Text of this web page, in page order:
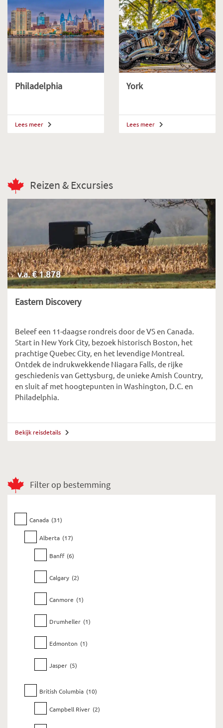
Filter op bestemming
Canada (31)
Alberta (17)
Banff (6)
Calgary (2)
Canmore (1)
Drumheller (1)
Edmonton (1)
Jasper (5)
British Columbia (10)
Campbell River (2)
Philadelphia
Lees meer
York
Lees meer
Reizen & Excursies
v.a. € 1.878
Eastern Discovery
Beleef een 11-daagse rondreis door de VS en Canada.
Start in New York City, bezoek historisch Boston, het
prachtige Quebec City, en het levendige Montreal.
Ontdek de indrukwekkende Niagara Falls, de rijke
geschiedenis van Gettysburg, de unieke Amish Country,
en sluit af met hoogtepunten in Washington, D.C. en
Philadelphia.
Bekijk reisdetails